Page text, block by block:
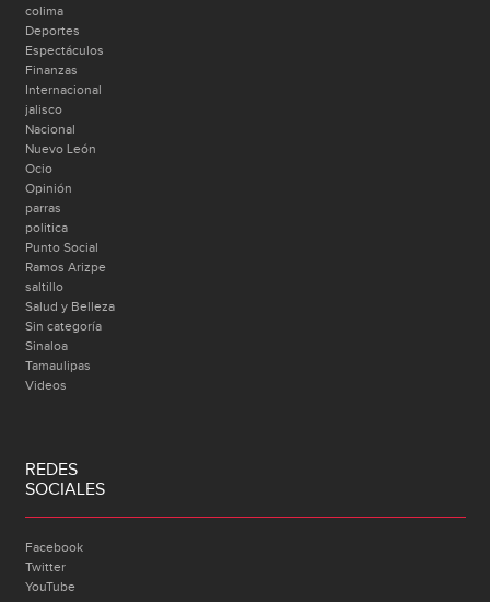
colima
Deportes
Espectáculos
Finanzas
Internacional
jalisco
Nacional
Nuevo León
Ocio
Opinión
parras
politica
Punto Social
Ramos Arizpe
saltillo
Salud y Belleza
Sin categoría
Sinaloa
Tamaulipas
Videos
REDES
SOCIALES
Facebook
Twitter
YouTube